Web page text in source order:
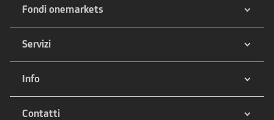
Fondi onemarkets
Servizi
Info
Contatti